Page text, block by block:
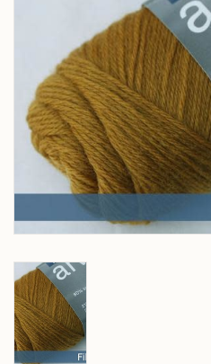
Cadeaubon
Solden
Over wolder